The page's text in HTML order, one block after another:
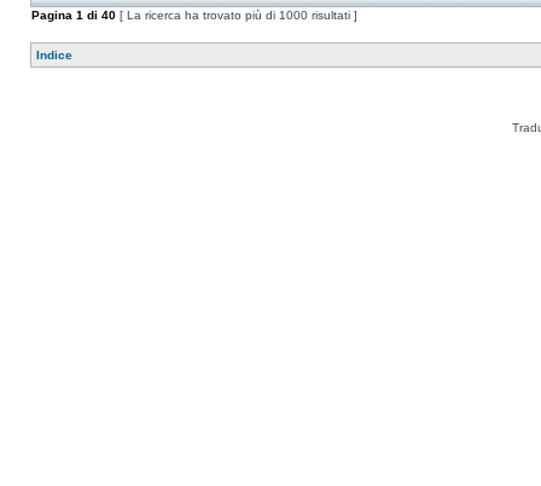
Pagina 1 di 40 [ La ricerca ha trovato più di 1000 risultati ]
Indice